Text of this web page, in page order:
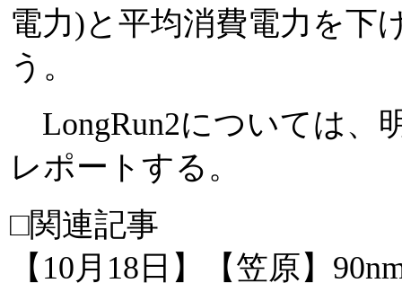
電力)と平均消費電力を下
う。
LongRun2については、
レポートする。
□関連記事
【10月18日】【笠原】